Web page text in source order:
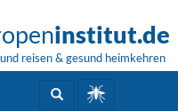
institut.de
reisen & gesund heimkehren